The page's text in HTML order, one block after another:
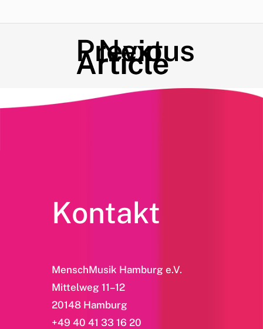
Previous
Article
Next
Article
Kontakt
MenschMusik Hamburg e.V.
Mittelweg 11–12
20148 Hamburg
+49 40 41 33 16 20